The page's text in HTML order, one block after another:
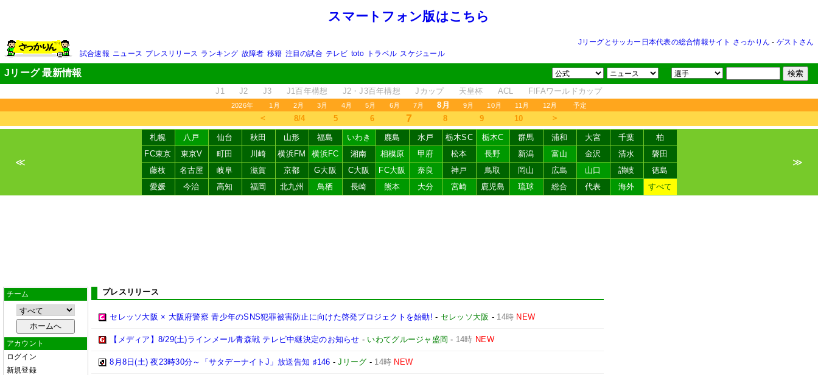
スマートフォン版はこちら
Jリーグとサッカー日本代表の総合情報サイト さっかりん - ゲストさん
試合速報 ニュース プレスリリース ランキング 故障者 移籍 注目の試合 テレビ toto トラベル スケジュール
Jリーグ 最新情報
J1 J2 J3 J1百年構想 J2・J3百年構想 Jカップ 天皇杯 ACL FIFAワールドカップ
2026年 1月 2月 3月 4月 5月 6月 7月 8月 9月 10月 11月 12月 予定
＜ 8/4 5 6 7 8 9 10 ＞
≪
札幌 八戸 仙台 秋田 山形 福島 いわき 鹿島 水戸 栃木SC 栃木C 群馬 浦和 大宮 千葉
柏
FC東京
東京V 町田 川崎 横浜FM 横浜FC 湘南 相模原 甲府 松本 長野 新潟 富山 金沢 清水
磐田
藤枝
名古屋 岐阜 滋賀 京都 G大阪 C大阪 FC大阪 奈良 神戸 鳥取 岡山 広島 山口 讃岐
徳島
愛媛
今治 高知 福岡 北九州 鳥栖 長崎 熊本 大分 宮崎 鹿児島 琉球 総合 代表 海外 すべて
≫
チーム
アカウント
ログイン
新規登録
プレスリリース
セレッソ大阪 × 大阪府警察 青少年のSNS犯罪被害防止に向けた啓発プロジェクトを始動! - セレッソ大阪 - 14時 NEW
【メディア】8/29(土)ラインメール青森戦 テレビ中継決定のお知らせ - いわてグルージャ盛岡 - 14時 NEW
8月8日(土) 夜23時30分～「サタデーナイトJ」放送告知 ♯146 -Jリーグ - 14時 NEW